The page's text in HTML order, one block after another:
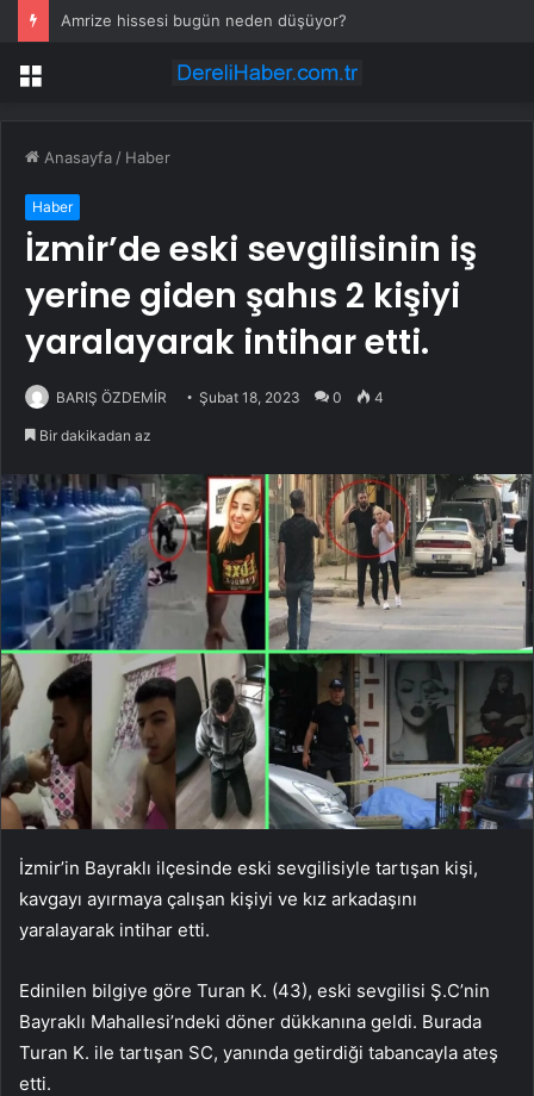
K. Menderes’te AKTAŞ Bereketi
Menü
Anasayfa / Haber
Haber
İzmir’de eski sevgilisinin iş
yerine giden şahıs 2 kişiyi
yaralayarak intihar etti.
BARIŞ ÖZDEMİR Şubat 18, 2023 0 4
Bir dakikadan az
İzmir’in Bayraklı ilçesinde eski sevgilisiyle tartışan kişi,
kavgayı ayırmaya çalışan kişiyi ve kız arkadaşını
yaralayarak intihar etti.
Edinilen bilgiye göre Turan K. (43), eski sevgilisi Ş.C’nin
Bayraklı Mahallesi’ndeki döner dükkanına geldi. Burada
Turan K. ile tartışan SC, yanında getirdiği tabancayla ateş
etti.